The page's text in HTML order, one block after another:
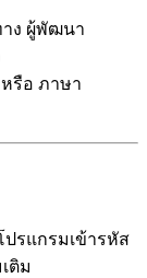
ง ผู้พัฒนา
หรือ ภาษา
ปรแกรมเข้ารหัส
ติม